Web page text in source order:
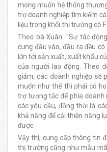
mong muốn hệ thống
trợ doanh nghiệp tìm kiếm
liệu trong khối thị trường có
Theo bà Xuân: "Sự tác
cung đầu vào, đầu ra đều
lớn tới sản xuất, xuất khẩu
của người lao động. Theo
giảm, các doanh nghiệp sẽ
muốn như thế thì phải có
trợ tương tác để phía doanh
các yêu cầu, đồng thời là
khả năng để cải thiện năng
được.
Vậy thì, cung cấp thông tin
thị trường cũng như mẫu